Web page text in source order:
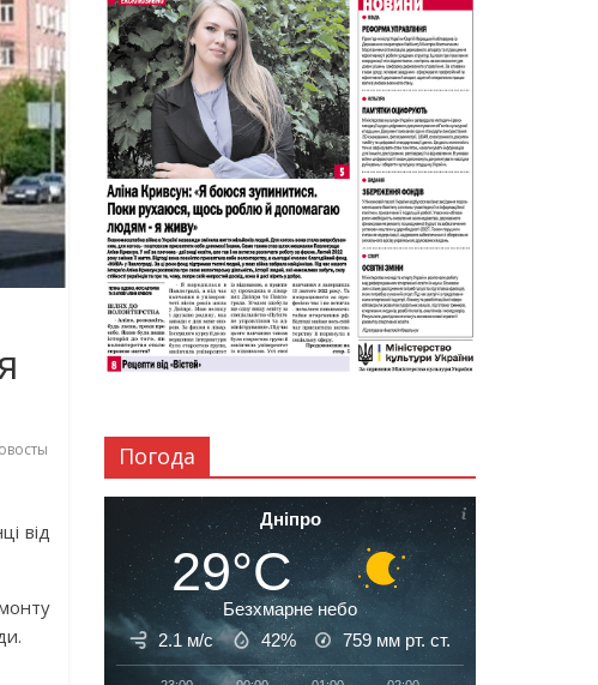
від
Погода
Дніпро
29°C
Безхмарне небо
2.1 м/с
42% 759 мм рт. ст.